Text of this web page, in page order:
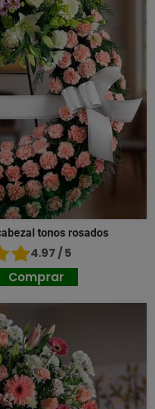
tonos rosados
4.97 / 5
Comprar